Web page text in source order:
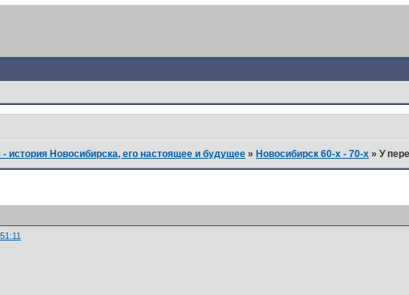
Новосибирска, его настоящее и будущее »Новосибирск 60-х - 70-х »У